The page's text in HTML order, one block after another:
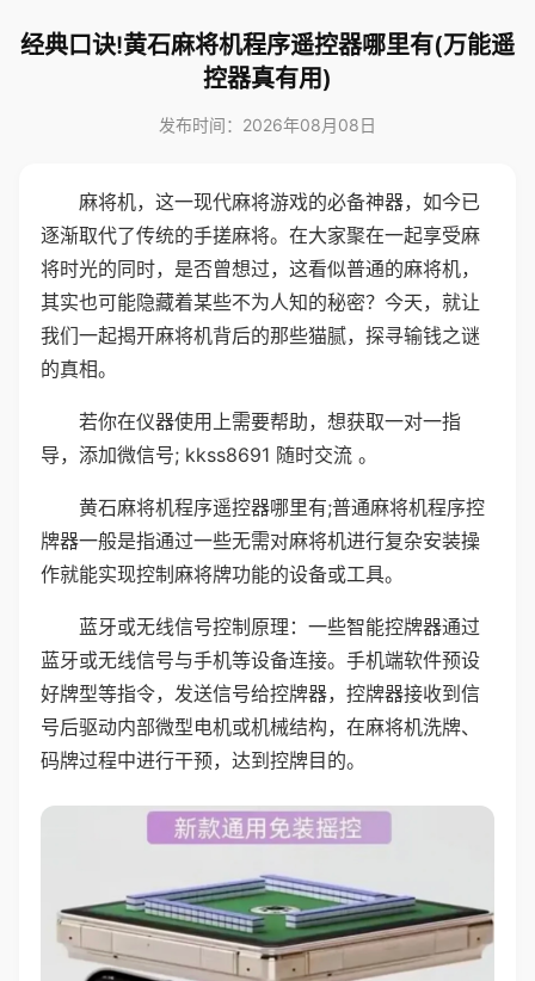
经典口诀!黄石麻将机程序遥控器哪里有(万能遥
控器真有用)
发布时间：2026年08月08日
麻将机，这一现代麻将游戏的必备神器，如今已
逐渐取代了传统的手搓麻将。在大家聚在一起享受麻
将时光的同时，是否曾想过，这看似普通的麻将机，
其实也可能隐藏着某些不为人知的秘密？今天，就让
我们一起揭开麻将机背后的那些猫腻，探寻输钱之谜
的真相。
若你在仪器使用上需要帮助，想获取一对一指
导，添加微信号; kkss8691 随时交流 。
黄石麻将机程序遥控器哪里有;普通麻将机程序控
牌器一般是指通过一些无需对麻将机进行复杂安装操
作就能实现控制麻将牌功能的设备或工具。
蓝牙或无线信号控制原理：一些智能控牌器通过
蓝牙或无线信号与手机等设备连接。手机端软件预设
好牌型等指令，发送信号给控牌器，控牌器接收到信
号后驱动内部微型电机或机械结构，在麻将机洗牌、
码牌过程中进行干预，达到控牌目的。